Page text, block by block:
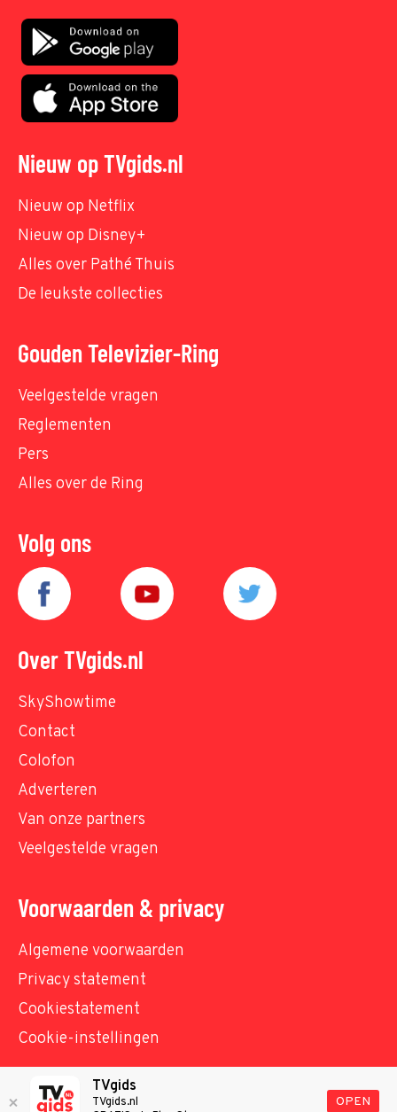
Nieuw op TVgids.nl
Nieuw op Netflix
Nieuw op Disney+
Alles over Pathé Thuis
De leukste collecties
Gouden Televizier-Ring
Veelgestelde vragen
Reglementen
Pers
Alles over de Ring
Volg ons
Over TVgids.nl
SkyShowtime
Contact
Colofon
Adverteren
Van onze partners
Veelgestelde vragen
Voorwaarden & privacy
Algemene voorwaarden
Privacy statement
Cookiestatement
Cookie-instellingen
© TVgids.nl 2026 - All rights reserved. No text and
TVgids
TVgids.nl
OPEN